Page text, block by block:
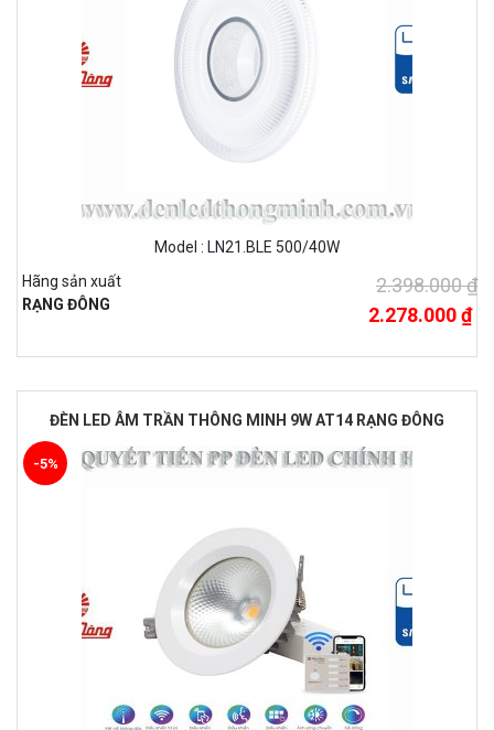
Model : LN21.BLE 500/40W
Hãng sản xuất
RẠNG ĐÔNG
2.398.000 ₫
2.278.000 ₫
ĐÈN LED ÂM TRẦN THÔNG MINH 9W AT14 RẠNG ĐÔNG
-5%